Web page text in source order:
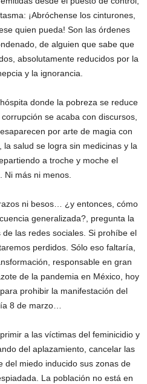
¡Abróchense los cinturones,
quien pueda!‎ Son las órdenes
de alguien que sabe que
absolutamente reducidos por la
y la ignorancia.
donde la pobreza se reduce
se acaba con discursos,
por arte de magia con
salud se logra sin medicinas y la
a troche y moche el
Ni más ni menos.
ni besos… ¿y entonces, cómo
generalizada?, pregunta la
las redes sociales. Si prohíbe el
perdidos. Sólo eso faltaría,
responsable en gran
de la pandemia en México, hoy
prohibir la manifestación del
8 de marzo…
a las víctimas del feminicidio y
del aplazamiento, cancelar las
del miedo inducido sus zonas de
La población no está en